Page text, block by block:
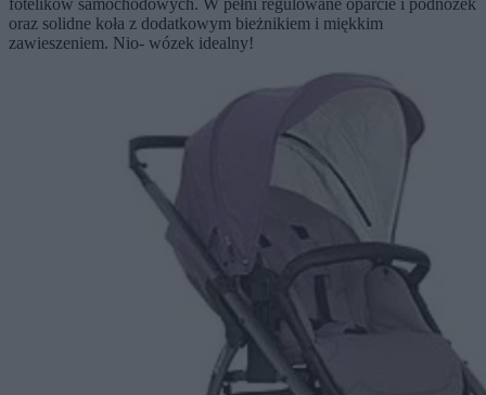
fotelików samochodowych. W pełni regulowane oparcie i podnóżek
oraz solidne koła z dodatkowym bieżnikiem i miękkim
zawieszeniem. Nio- wózek idealny!